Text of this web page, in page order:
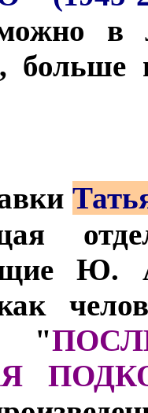
в
больше
Ю.
"